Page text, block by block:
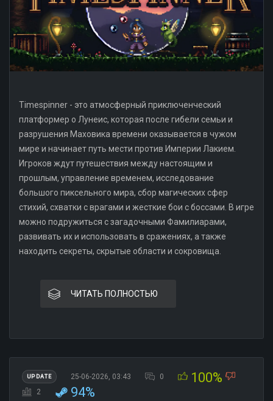
Timespinner - это атмосферный приключенческий
платформер о Лунеис, которая после гибели семьи и
разрушения Маховика времени оказывается в чужом
мире и начинает путь мести против Империи Лакием.
Игроков ждут путешествия между настоящим и
прошлым, управление временем, исследование
большого пиксельного мира, сбор магических сфер
стихий, схватки с врагами и жесткие бои с боссами. В игре
можно подружиться с загадочными Фамилиарами,
развивать их и использовать в сражениях, а также
находить секреты, скрытые области и сокровища.
ЧИТАТЬ ПОЛНОСТЬЮ
UPDATE 25-06-2026, 03:43 0 100%
2 94%